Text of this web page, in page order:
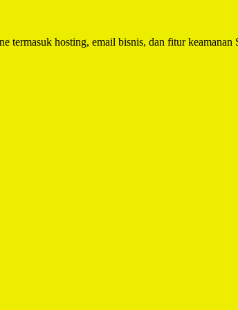
termasuk hosting, email bisnis, dan fitur keamanan